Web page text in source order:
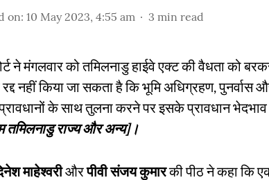
on: 10 May 2023, 4:55 am 3 min read
ने मंगलवार को तमिलनाडु हाईवे एक्ट की वैधता को
नहीं किया जा सकता है कि भूमि अधिग्रहण,
के साथ तुलना करने पर इसके प्रावधान
तमिलनाडु राज्य और अन्य]।
माहेश्वरीऔरपीवी संजय कुमारकी पीठ ने कहा कि